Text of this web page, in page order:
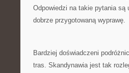
Odpowiedzi na takie pytania są
dobrze przygotowaną wyprawę.
Bardziej doświadczeni
tras. Skandynawia jest tak